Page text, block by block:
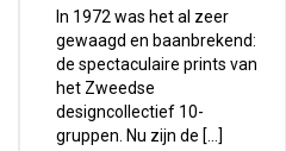
In 1972 was het al zeer
gewaagd en baanbrekend:
de spectaculaire prints van
het Zweedse
designcollectief 10-
gruppen. Nu zijn de […]